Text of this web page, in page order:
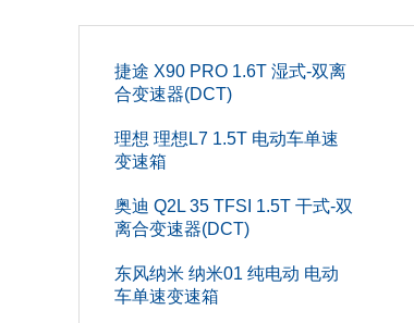
捷途 X90 PRO 1.6T 湿式-双离
合变速器(DCT)
理想 理想L7 1.5T 电动车单速
变速箱
奥迪 Q2L 35 TFSI 1.5T 干式-双
离合变速器(DCT)
东风纳米 纳米01 纯电动 电动
车单速变速箱